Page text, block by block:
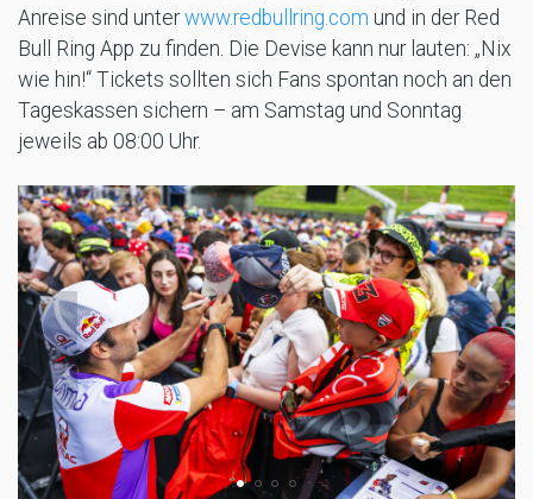
Anreise sind unterwww.redbullring.com und in der Red
Bull Ring App zu finden. Die Devise kann nur lauten: „Nix
wie hin!“ Tickets sollten sich Fans spontan noch an den
Tageskassen sichern – am Samstag und Sonntag
jeweils ab 08:00 Uhr.